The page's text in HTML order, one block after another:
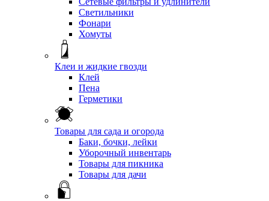
Светильники
Фонари
Хомуты
Клеи и жидкие гвозди
Клей
Пена
Герметики
Товары для сада и огорода
Баки, бочки, лейки
Уборочный инвентарь
Товары для пикника
Товары для дачи